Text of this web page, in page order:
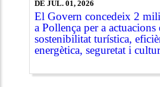
DE JUL. 01, 2026
El Govern concedeix 2
a Pollença per a actuacions
sostenibilitat turística,
energètica, seguretat i